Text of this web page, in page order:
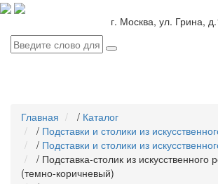
г. Москва, ул. Грина,
Главная / Каталог
/ Подставки и столики из
/ Подставки и столики из
/ Подставка-столик из искусственного
(темно-коричневый)